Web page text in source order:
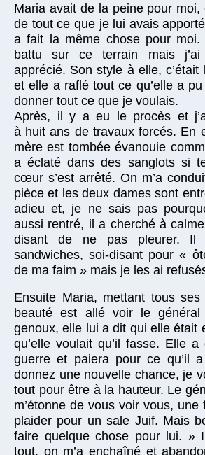
Maria avait de la peine pour
de tout ce que je lui avais
a fait la même chose pour moi.
battu sur ce terrain mais
apprécié. Son style à elle, c’était
et elle a raflé tout ce qu’elle a
donner tout ce que je voulais.
Après, il y a eu le procès et
à huit ans de travaux forcés. En
mère est tombée évanouie
a éclaté dans des sanglots si
cœur s’est arrêté. On m’a
pièce et les deux dames sont
adieu et, je ne sais pas
aussi rentré, il a cherché à
disant de ne pas pleurer. Il
sandwiches, soi-disant pour «
de ma faim » mais je les ai
Ensuite Maria, mettant tous
beauté est allé voir le
genoux, elle lui a dit qui elle était
qu’elle voulait qu’il fasse. Elle
guerre et paiera pour ce qu’il
donnez une nouvelle chance, je
tout pour être à la hauteur. Le
m’étonne de vous voir vous, une
plaider pour un sale Juif. Mais
faire quelque chose pour lui. »
tout, on m’a enchaîné et